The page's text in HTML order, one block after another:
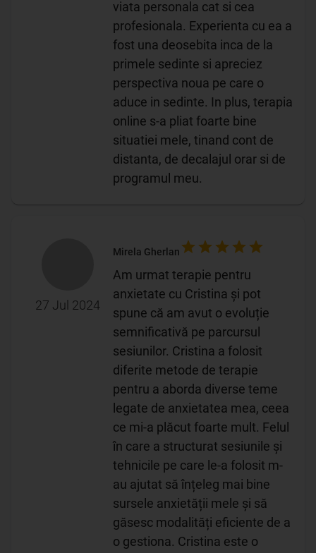
viata personala cat si cea
profesionala. Experienta cu ea a
fost una deosebita inca de la
primele sedinte si apreciez
perspectiva noua pe care o
aduce in sedinte. In plus, terapia
online s-a pliat foarte bine
situatiei mele, tinand cont de
distanta, de decalajul orar si de
programul meu.
27 Jul 2024
Mirela Gherlan
Am urmat terapie pentru
anxietate cu Cristina și pot
spune că am avut o evoluție
semnificativă pe parcursul
sesiunilor. Cristina a folosit
diferite metode de terapie
pentru a aborda diverse teme
legate de anxietatea mea, ceea
ce mi-a plăcut foarte mult. Felul
în care a structurat sesiunile și
tehnicile pe care le-a folosit m-
au ajutat să înțeleg mai bine
sursele anxietății mele și să
găsesc modalități eficiente de a
o gestiona. Cristina este o